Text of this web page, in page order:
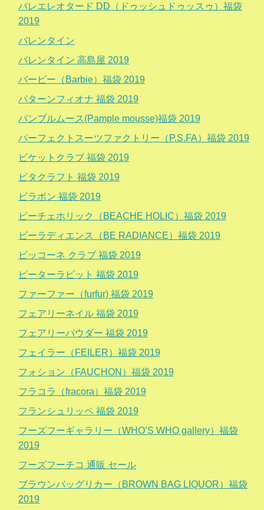
バレエレオタード DD（ドゥッシュドゥッスゥ）福袋
2019
バレンタイン
バレンタイン 高島屋 2019
バービー（Barbie）福袋 2019
パターンフィオナ 福袋 2019
パンプルムース(Pample mousse)福袋 2019
パーフェクトスーツファクトリー（P.S.FA）福袋 2019
ビケットクラブ 福袋 2019
ビタクラフト 福袋 2019
ビラボン 福袋 2019
ビーチェホリック（BEACHE HOLIC）福袋 2019
ビーラディエンス（BE RADIANCE）福袋 2019
ピッコーネ クラブ 福袋 2019
ピーターラビット 福袋 2019
ファーファー（furfur) 福袋 2019
フェアリーネイル 福袋 2019
フェアリーパウダー 福袋 2019
フェイラー（FEILER）福袋 2019
フォション（FAUCHON）福袋 2019
フラコラ（fracora）福袋 2019
フランシュリッペ 福袋 2019
フーズフーギャラリー（WHO’S WHO gallery）福袋
2019
フーズフーチコ 通販 セール
ブラウンバッグリカー（BROWN BAG LIQUOR）福袋
2019